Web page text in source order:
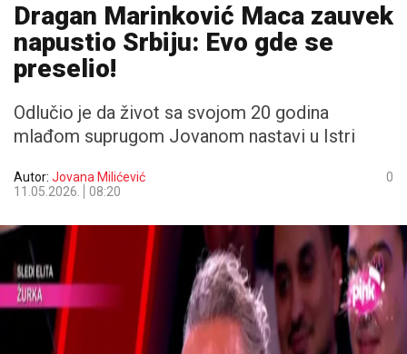
Dragan Marinković Maca zauvek
napustio Srbiju: Evo gde se
preselio!
Odlučio je da život sa svojom 20 godina
mlađom suprugom Jovanom nastavi u Istri
Autor: Jovana Milićević
11.05.2026.
08:20
0